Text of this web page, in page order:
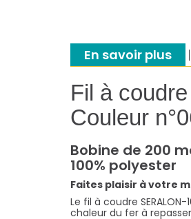
En savoir plus
Fil à
Couleur
Bobine de 200
100% polyester
Faites plaisir à votre
Le fil à coudre